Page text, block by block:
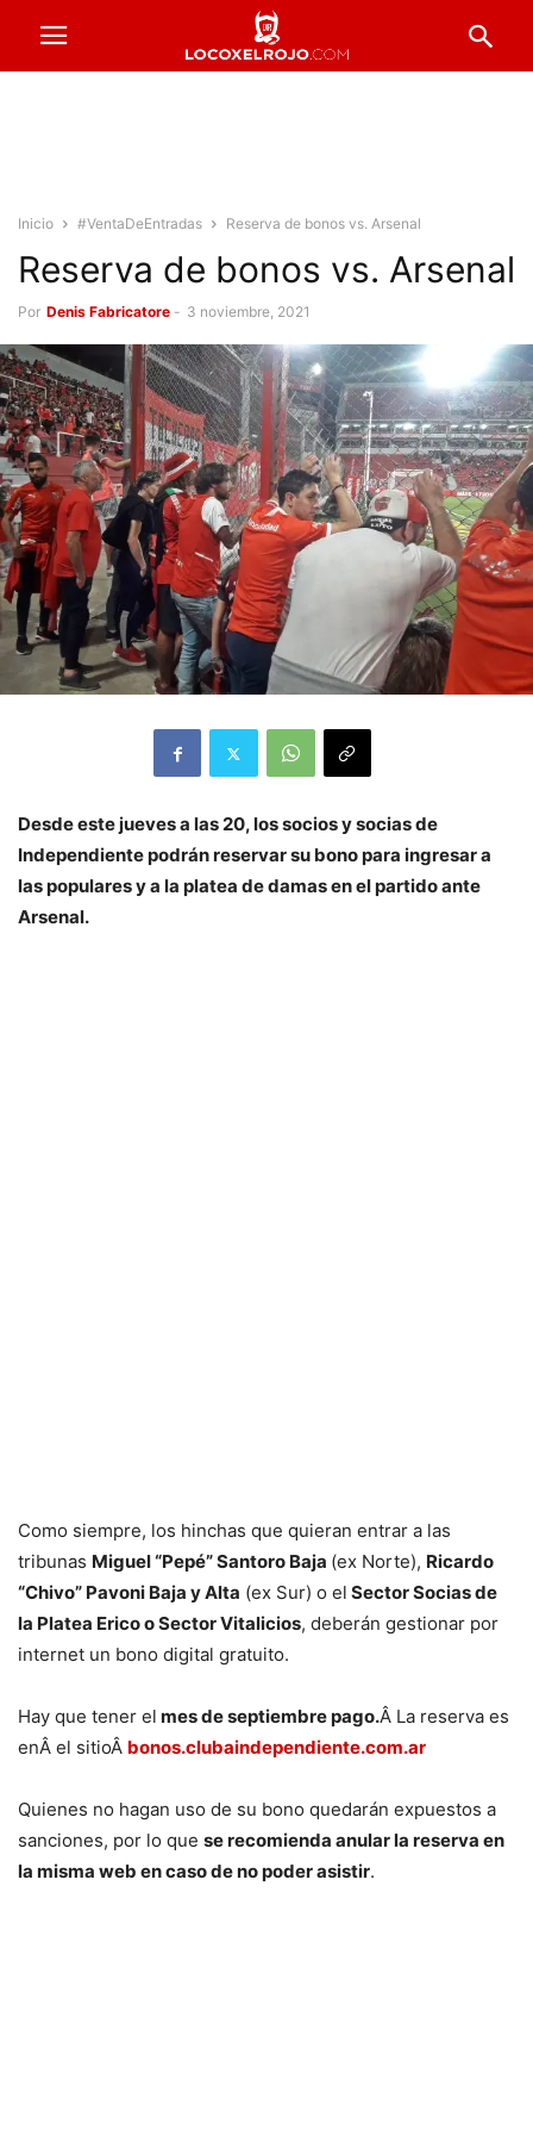
Inicio #VentaDeEntradas Reserva de bonos vs. Arsenal
Reserva de bonos vs. Arsenal
Por Denis Fabricatore - 3 noviembre, 2021
Desde este jueves a las 20, los socios y socias de
Independiente podrán reservar su bono para ingresar a
las populares y a la platea de damas en el partido ante
Arsenal.
Como siempre, los hinchas que quieran entrar a las
tribunas Miguel “Pepé” Santoro Baja (ex Norte), Ricardo
“Chivo” Pavoni Baja y Alta (ex Sur) o el Sector Socias de
la Platea Erico o Sector Vitalicios, deberán gestionar por
internet un bono digital gratuito.
Hay que tener el mes de septiembre pago.Â La reserva es
enÂ el sitioÂ bonos.clubaindependiente.com.ar
Quienes no hagan uso de su bono quedarán expuestos a
sanciones, por lo que se recomienda anular la reserva en
la misma web en caso de no poder asistir.